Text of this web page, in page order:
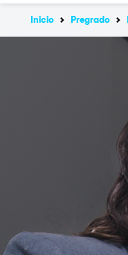
Inicio Pregrado